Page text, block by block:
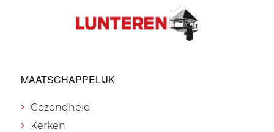
MAATSCHAPPELIJK
Gezondheid
Kerken